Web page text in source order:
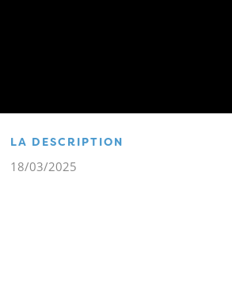
LA DESCRIPTION
18/03/2025